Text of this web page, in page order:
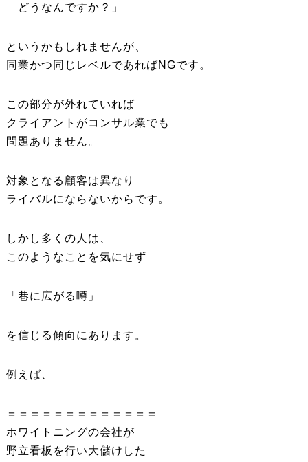
どうなんですか？」
というかもしれませんが、
同業かつ同じレベルであればNGです。
この部分が外れていれば
クライアントがコンサル業でも
問題ありません。
対象となる顧客は異なり
ライバルにならないからです。
しかし多くの人は、
このようなことを気にせず
「巷に広がる噂」
を信じる傾向にあります。
例えば、
＝＝＝＝＝＝＝＝＝＝＝＝＝
ホワイトニングの会社が
野立看板を行い大儲けした